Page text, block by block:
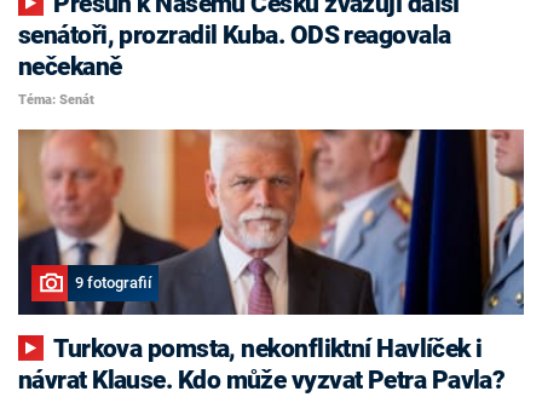
senátoři, prozradil Kuba. ODS reagovala
nečekaně
Téma: Senát
9 fotografií
Turkova pomsta, nekonfliktní Havlíček i
návrat Klause. Kdo může vyzvat Petra Pavla?